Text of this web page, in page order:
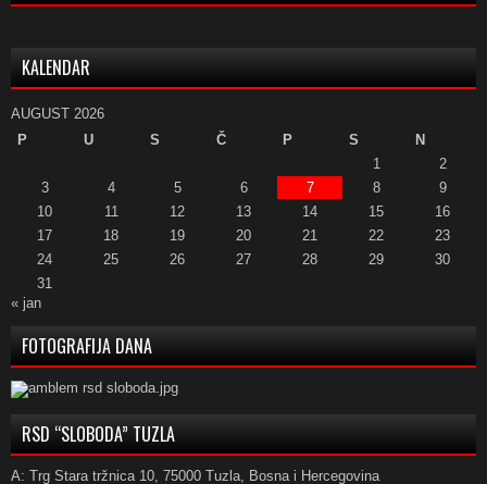
KALENDAR
AUGUST 2026
P
U S Č P S
N
1
2
3
4 5 6 7 8
9
10
11 12 13 14 15
16
17
18 19 20 21 22
23
24
25 26 27 28 29
30
31
« jan
FOTOGRAFIJA DANA
RSD “SLOBODA” TUZLA
A: Trg Stara tržnica 10, 75000 Tuzla, Bosna i Hercegovina